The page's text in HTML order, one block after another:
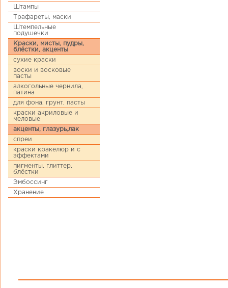
Штампы
Трафареты, маски
Штемпельные
подушечки
Краски, мисты, пудры,
блёстки, акценты
сухие краски
воски и восковые
пасты
алкогольные чернила,
патина
для фона, грунт, пасты
краски акриловые и
меловые
акценты, глазурь,лак
спреи
краски кракелюр и с
эффектами
пигменты, глиттер,
блёстки
Эмбоссинг
Хранение